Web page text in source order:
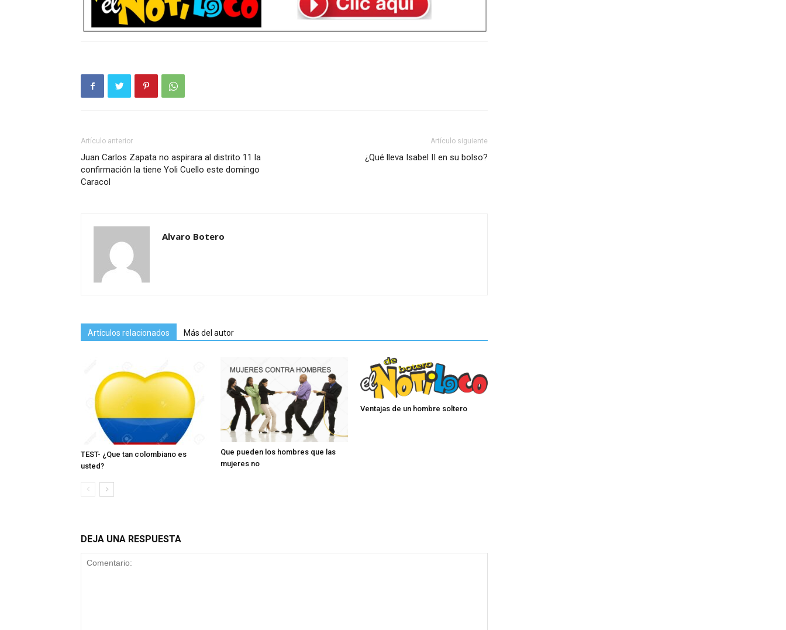
Artículo anterior
Juan Carlos Zapata no aspirara al distrito 11 la
confirmación la tiene Yoli Cuello este domingo
Caracol
Artículo siguiente
¿Qué lleva Isabel II en su bolso?
Alvaro Botero
Artículos relacionados Más del autor
TEST- ¿Que tan colombiano es
usted?
Que pueden los hombres que las
mujeres no
Ventajas de un hombre soltero
DEJA UNA RESPUESTA